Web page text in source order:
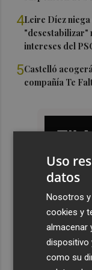
4Leire Díez
"desestabilizar"
intereses del
5Castelló
compañía Te
Uso
datos
Nosotros
cookies y
almacenar
dispositivo
como su